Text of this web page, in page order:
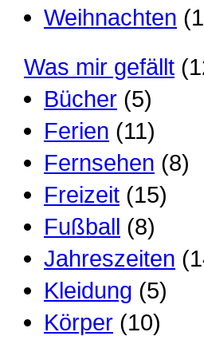
Weihnachten
Was mir gefällt
Bücher (5)
Ferien (11)
Fernsehen (8)
Freizeit (15)
Fußball (8)
Jahreszeiten
Kleidung (5)
Körper (10)